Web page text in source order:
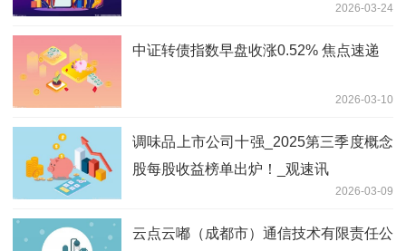
2026-03-24
中证转债指数早盘收涨0.52% 焦点速递
2026-03-10
调味品上市公司十强_2025第三季度概念
股每股收益榜单出炉！_观速讯
2026-03-09
云点云嘟（成都市）通信技术有限责任公